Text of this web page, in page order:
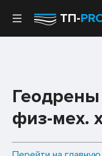
ТП-
физ-мех.